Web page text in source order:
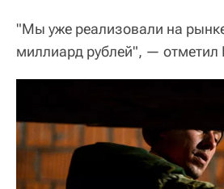
"Мы уже реализовали на
миллиард рублей", — отметил